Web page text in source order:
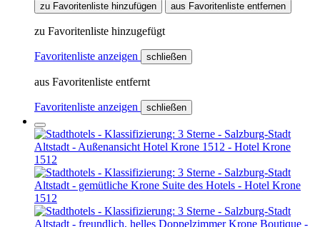
zu Favoritenliste hinzufügen aus Favoritenliste entfernen
zu Favoritenliste hinzugefügt
Favoritenliste anzeigen schließen
aus Favoritenliste entfernt
Favoritenliste anzeigen schließen